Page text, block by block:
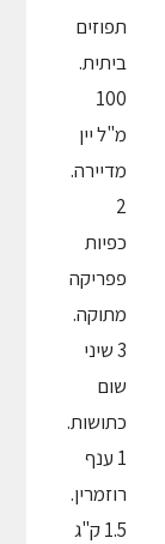
תפוזים
ביתית.
100
מ"ל יין
מדיירה.
2
כפיות
פפריקה
מתוקה.
3 שיני
שום
כתושות.
1 ענף
רוזמרין.
1.5 ק"ג